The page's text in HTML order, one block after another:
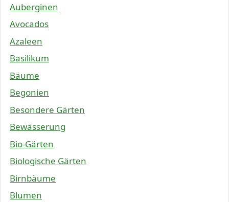
Auberginen
Avocados
Azaleen
Basilikum
Bäume
Begonien
Besondere Gärten
Bewässerung
Bio-Gärten
Biologische Gärten
Birnbäume
Blumen